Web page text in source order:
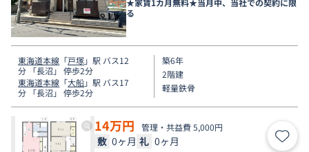
★家賃1カ月無料★当月中、当社での契約に限
る
東海道本線 「戸塚」駅 バス12
分 「長沼」 停歩2分
東海道本線 「大船」駅 バス17
分 「長沼」 停歩2分
築6年
2階建
軽量鉄骨
14万円 管理・共益費 5,000円
敷 0ヶ月 礼 0ヶ月 お気